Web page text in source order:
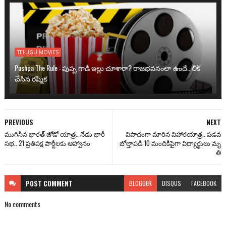
TELUGU MOVIES
Pushpa The Rule : పుష్ప గాడి ఇల్లు చూశారా? రాజభవనంలా ఉందే.. లీక్
చేసిన రష్మిక
NEXT
విషాదంగా మారిన విహారయాత్ర.. పడవ
బోల్తాపడి 10 మందికిపైగా విద్యార్థులు మృ
తి
PREVIOUS
ముగిసిన భారత్ జోడో యాత్ర.. నేడు భారీ
సభ.. 21 ప్రతిపక్ష పార్టీలకు ఆహ్వానం
POST COMMENT BLOGGER DISQUS FACEBOOK
No comments